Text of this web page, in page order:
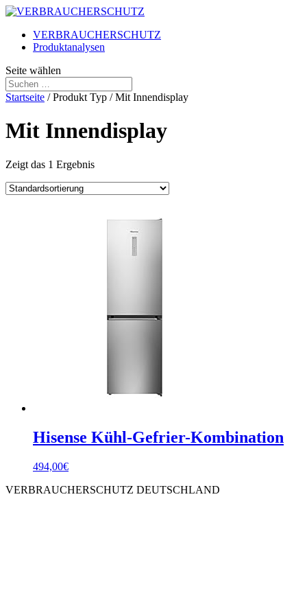
VERBRAUCHERSCHUTZ
Produktanalysen
Seite wählen
Startseite / Produkt Typ / Mit Innendisplay
Mit Innendisplay
Zeigt das 1 Ergebnis
Hisense Kühl-Gefrier-Kombination
494,00€
VERBRAUCHERSCHUTZ DEUTSCHLAND